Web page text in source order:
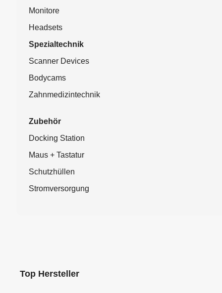
Monitore
Headsets
Spezialtechnik
Scanner Devices
Bodycams
Zahnmedizintechnik
Zubehör
Docking Station
Maus + Tastatur
Schutzhüllen
Stromversorgung
Top Hersteller